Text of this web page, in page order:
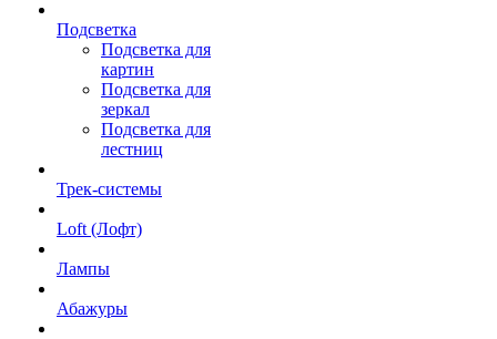
Подсветка
Подсветка для
картин
Подсветка для
зеркал
Подсветка для
лестниц
Трек-системы
Loft (Лофт)
Лампы
Абажуры